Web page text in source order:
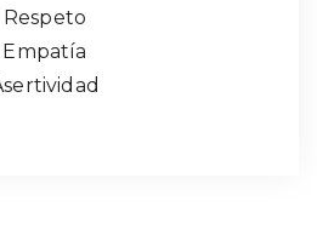
Respeto
Empatía